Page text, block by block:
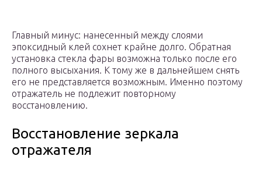
Главный минус: нанесенный между слоями
эпоксидный клей сохнет крайне долго. Обратная
установка стекла фары возможна только после его
полного высыхания. К тому же в дальнейшем снять
его не представляется возможным. Именно поэтому
отражатель не подлежит повторному
восстановлению.
Восстановление зеркала
отражателя